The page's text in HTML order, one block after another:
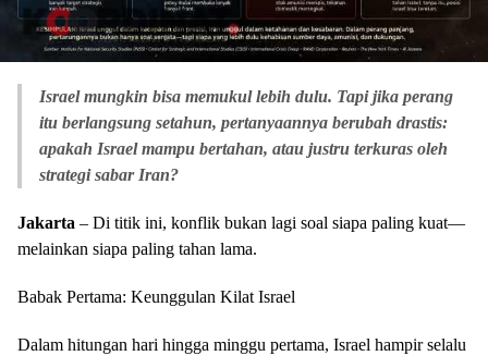
Israel mungkin bisa memukul lebih dulu. Tapi jika perang
itu berlangsung setahun, pertanyaannya berubah drastis:
apakah Israel mampu bertahan, atau justru terkuras oleh
strategi sabar Iran?
Jakarta – Di titik ini, konflik bukan lagi soal siapa paling kuat—
melainkan siapa paling tahan lama.
Babak Pertama: Keunggulan Kilat Israel
Dalam hitungan hari hingga minggu pertama, Israel hampir selalu